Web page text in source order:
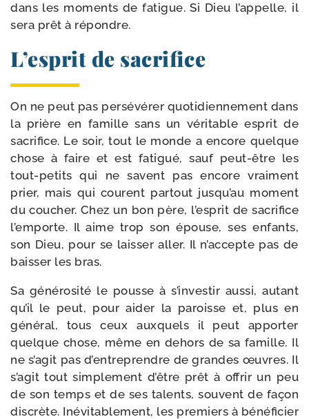
dans les moments de fatigue. Si Dieu l’appelle, il
sera prêt à répondre.
L’esprit de sacrifice
On ne peut pas per­sé­vé­rer quo­ti­dien­ne­ment dans
la prière en famille sans un véri­table esprit de
sacri­fice. Le soir, tout le monde a encore quelque
chose à faire et est fati­gué, sauf peut-​être les
tout-​petits qui ne savent pas encore vrai­ment
prier, mais qui courent par­tout jusqu’au moment
du cou­cher. Chez un bon père, l’esprit de sacri­fice
l’emporte. Il aime trop son épouse, ses enfants,
son Dieu, pour se lais­ser aller. Il n’accepte pas de
bais­ser les bras.
Sa géné­ro­si­té le pousse à s’investir aus­si, autant
qu’il le peut, pour aider la paroisse et, plus en
géné­ral, tous ceux aux­quels il peut appor­ter
quelque chose, même en dehors de sa famille. Il
ne s’agit pas d’entreprendre de grandes œuvres. Il
s’agit tout sim­ple­ment d’être prêt à offrir un peu
de son temps et de ses talents, sou­vent de façon
dis­crète. Inévitablement, les pre­miers à béné­fi­cier